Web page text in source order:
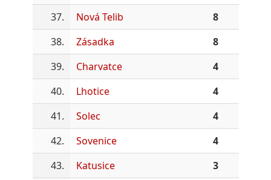
37.
Nová Telib
8
38.
Zásadka
8
39.
Charvatce
4
40.
Lhotice
4
41.
Solec
4
42.
Sovenice
4
43.
Katusice
3